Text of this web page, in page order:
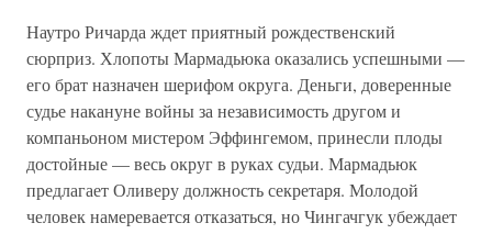
Наутро Ричарда ждет приятный рождественский
сюрприз. Хлопоты Мармадьюка оказались успешными —
его брат назначен шерифом округа. Деньги, доверенные
судье накануне войны за независимость другом и
компаньоном мистером Эффингемом, принесли плоды
достойные — весь округ в руках судьи. Мармадьюк
предлагает Оливеру должность секретаря. Молодой
человек намеревается отказаться, но Чингачгук убеждает